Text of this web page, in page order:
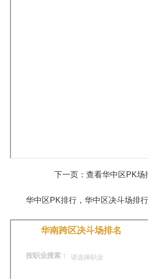
下一页：查看华中区PK场
华中区PK排行，华中区决斗场排行